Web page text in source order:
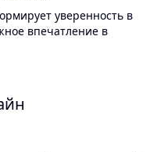
уверенность в
впечатление в